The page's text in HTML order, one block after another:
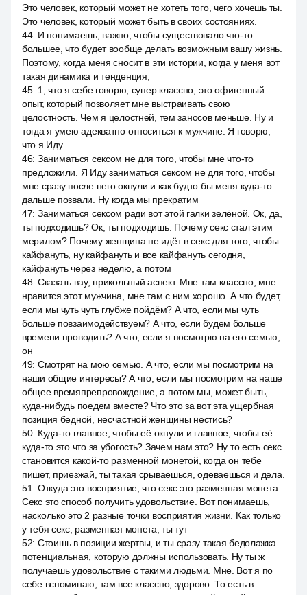
Это человек, который может не хотеть того, чего хочешь ты.
Это человек, который может быть в своих состояниях.
44: И понимаешь, важно, чтобы существовало что-то
большее, что будет вообще делать возможным вашу жизнь.
Поэтому, когда меня сносит в эти истории, когда у меня вот
такая динамика и тенденция,
45: 1, что я себе говорю, супер классно, это офигенный
опыт, который позволяет мне выстраивать свою
целостность. Чем я целостней, тем заносов меньше. Ну и
тогда я умею адекватно относиться к мужчине. Я говорю,
что я Иду.
46: Заниматься сексом не для того, чтобы мне что-то
предложили. Я Иду заниматься сексом не для того, чтобы
мне сразу после него окнули и как будто бы меня куда-то
дальше позвали. Ну когда мы прекратим
47: Заниматься сексом ради вот этой галки зелёной. Ок, да,
ты подходишь? Ок, ты подходишь. Почему секс стал этим
мерилом? Почему женщина не идёт в секс для того, чтобы
кайфануть, ну кайфануть и все кайфануть сегодня,
кайфануть через неделю, а потом
48: Сказать вау, прикольный аспект. Мне там классно, мне
нравится этот мужчина, мне там с ним хорошо. А что будет,
если мы чуть чуть глубже пойдём? А что, если мы чуть
больше повзаимодействуем? А что, если будем больше
времени проводить? А что, если я посмотрю на его семью,
он
49: Смотрят на мою семью. А что, если мы посмотрим на
наши общие интересы? А что, если мы посмотрим на наше
общее времяпрепровождение, а потом мы, может быть,
куда-нибудь поедем вместе? Что это за вот эта ущербная
позиция бедной, несчастной женщины нестись?
50: Куда-то главное, чтобы её окнули и главное, чтобы её
куда-то это что за убогость? Зачем нам это? Ну то есть секс
становится какой-то разменной монетой, когда он тебе
пишет, приезжай, ты такая срываешься, одеваешься и дела.
51: Откуда это восприятие, что секс это разменная монета.
Секс это способ получить удовольствие. Вот понимаешь,
насколько это 2 разные точки восприятия жизни. Как только
у тебя секс, разменная монета, ты тут
52: Стоишь в позиции жертвы, и ты сразу такая бедолажка
потенциальная, которую должны использовать. Ну ты ж
получаешь удовольствие с такими людьми. Мне. Вот я по
себе вспоминаю, там все классно, здорово. То есть в